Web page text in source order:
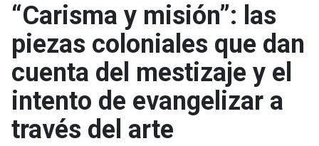
“Carisma y misión”: las
piezas coloniales que dan
cuenta del mestizaje y el
intento de evangelizar a
través del arte